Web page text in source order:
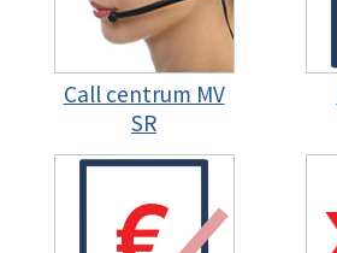
Call centrum MV
SR